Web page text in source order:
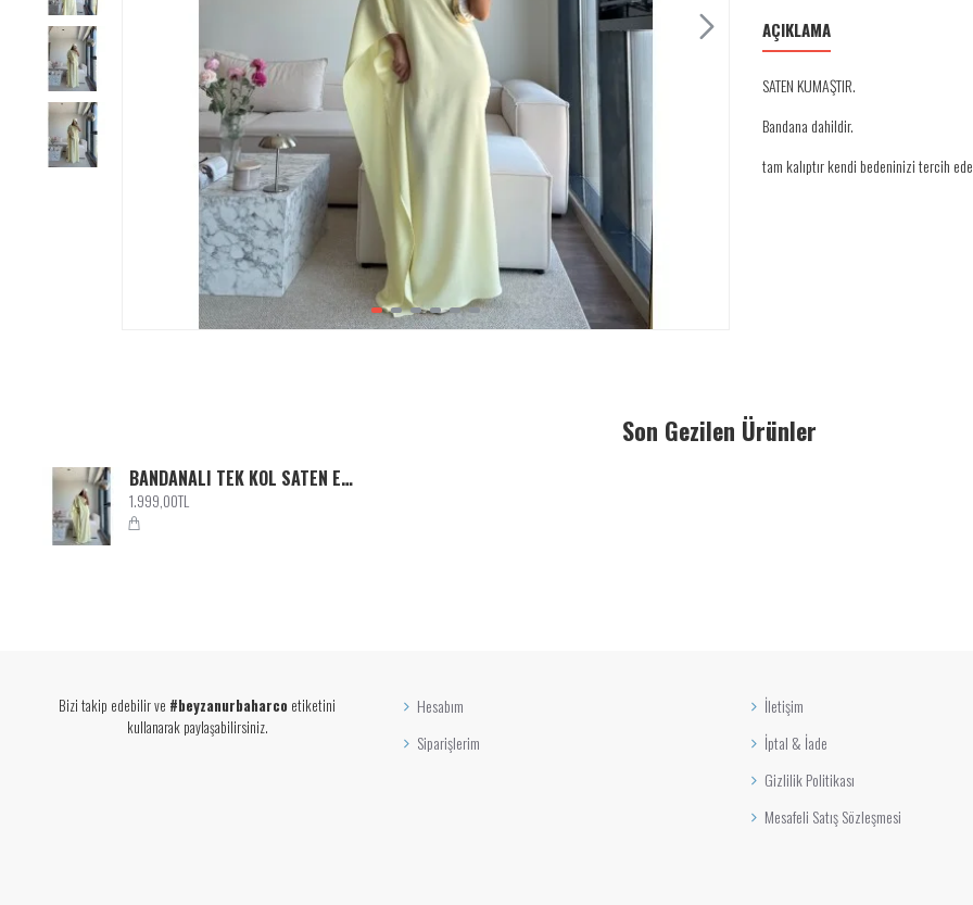
AÇIKLAMA
SATEN KUMAŞTIR.
Bandana dahildir.
tam kalıptır kendi bedeninizi tercih
Son Gezilen Ürünler
BANDANALI TEK KOL SATEN ELBİSE SARI
1.999,00TL
Bizi takip edebilir ve #beyzanurbaharco etiketini
kullanarak paylaşabilirsiniz.
Hesabım
Siparişlerim
İletişim
İptal & İade
Gizlilik Politikası
Mesafeli Satış Sözleşmesi